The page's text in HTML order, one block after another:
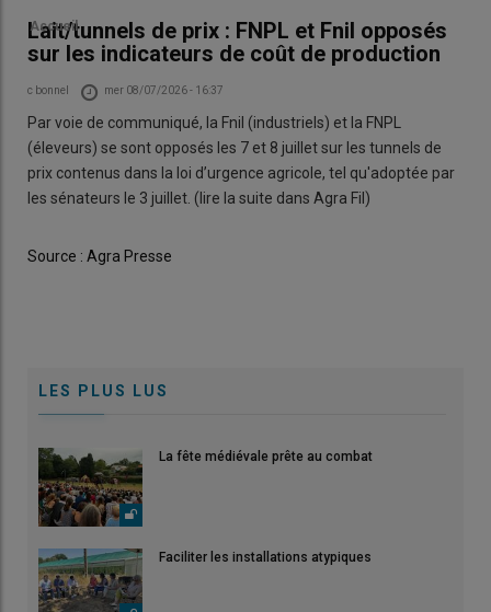
Accueil
Lait/tunnels de prix : FNPL et Fnil opposés
sur les indicateurs de coût de production
Auteur
c bonnel mer 08/07/2026 - 16:37
Body
Par voie de communiqué, la Fnil (industriels) et la FNPL
(éleveurs) se sont opposés les 7 et 8 juillet sur les tunnels de
prix contenus dans la loi d’urgence agricole, tel qu'adoptée par
les sénateurs le 3 juillet. (lire la suite dans Agra Fil)
source_url
Source : Agra Presse
LES PLUS LUS
La fête médiévale prête au combat
Faciliter les installations atypiques